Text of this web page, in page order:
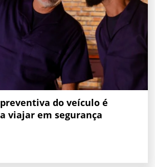
do veículo é
viajar em segurança